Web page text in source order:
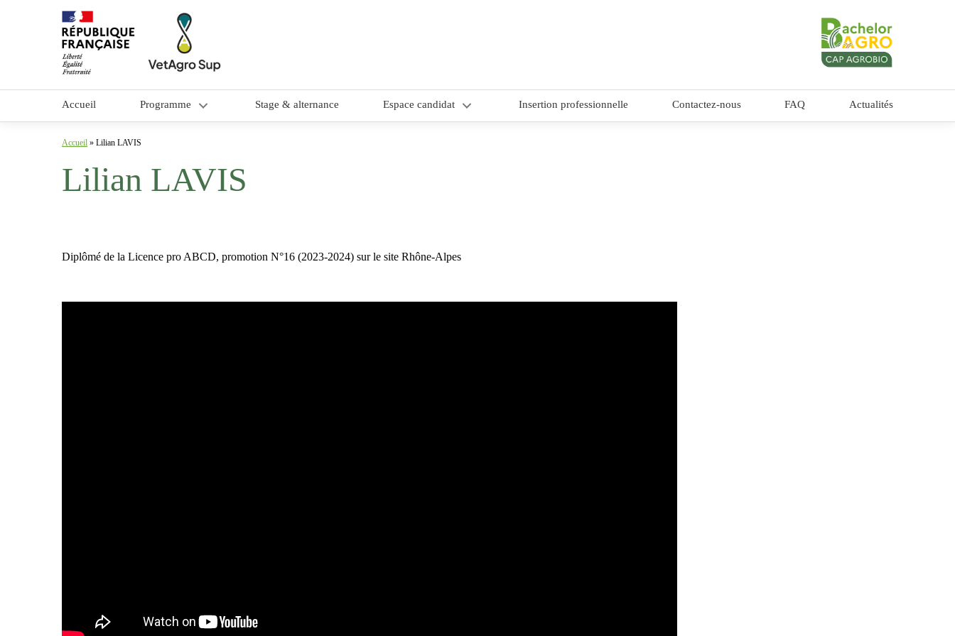
Accueil Programme
Méthodes pédagogiques
Stage & alternance Espace candidat Insertion professionnelle Contactez-nous FAQ Actualités
Accueil » Lilian LAVIS
Lilian LAVIS
Diplômé de la Licence pro ABCD, promotion N°16 (2023-2024) sur le site Rhône-Alpes